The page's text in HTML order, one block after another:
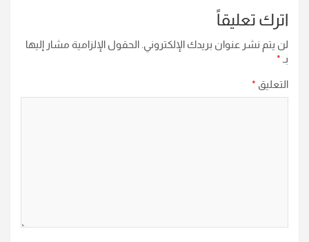
اترك تعليقاً
لن يتم نشر عنوان بريدك الإلكتروني. الحقول الإلزامية مشار إليها
بـ *
التعليق *